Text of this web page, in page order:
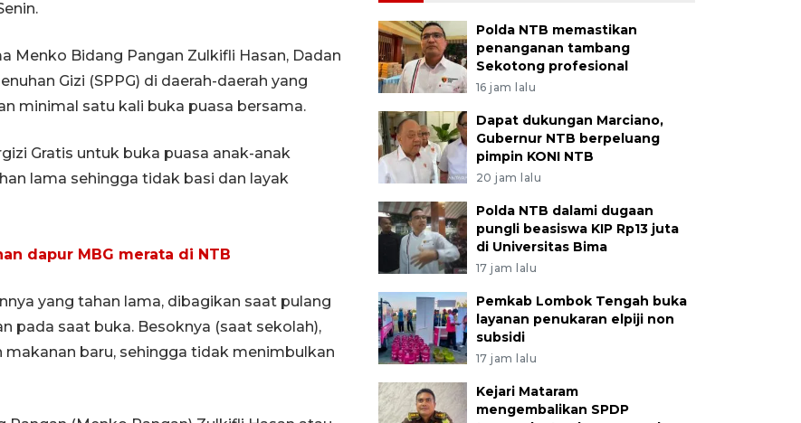
Menko Bidang Pangan Zulkifli Hasan, Dadan
Gizi (SPPG) di daerah-daerah yang
minimal satu kali buka puasa bersama.
Gratis untuk buka puasa anak-anak
lama sehingga tidak basi dan layak
dapur MBG merata di NTB
yang tahan lama, dibagikan saat pulang
pada saat buka. Besoknya (saat sekolah),
baru, sehingga tidak menimbulkan
Polda NTB memastikan
penanganan tambang
Sekotong profesional
16 jam lalu
Dapat dukungan Marciano,
Gubernur NTB berpeluang
pimpin KONI NTB
20 jam lalu
Polda NTB dalami dugaan
pungli beasiswa KIP Rp13 juta
di Universitas Bima
17 jam lalu
Pemkab Lombok Tengah buka
layanan penukaran elpiji non
subsidi
17 jam lalu
Kejari Mataram
mengembalikan SPDP